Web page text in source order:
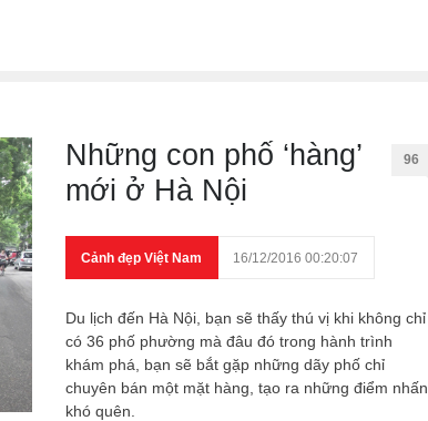
Những con phố ‘hàng’
mới ở Hà Nội
96
Cảnh đẹp Việt Nam 16/12/2016 00:20:07
Du lịch đến Hà Nội, bạn sẽ thấy thú vị khi không chỉ
có 36 phố phường mà đâu đó trong hành trình
khám phá, bạn sẽ bắt gặp những dãy phố chỉ
chuyên bán một mặt hàng, tạo ra những điểm nhấn
khó quên.